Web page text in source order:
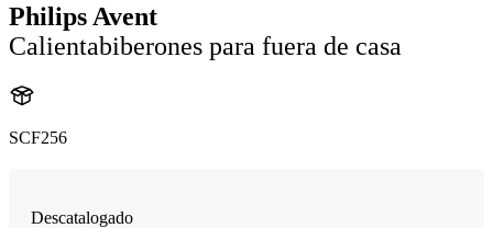
Philips Avent
Calientabiberones para fuera de casa
SCF256
Descatalogado